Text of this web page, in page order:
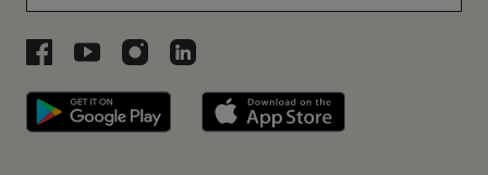
Libri a Facebookon
Libri a Youtube-on
Libri az Instagramon
Libri a LinkedInen
Libri applikáció Szerezd meg: Google